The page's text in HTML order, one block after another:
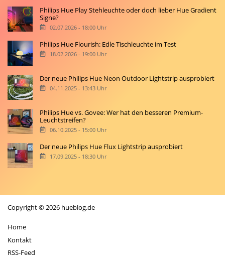
Philips Hue Play Stehleuchte oder doch lieber Hue Gradient
Signe?
02.07.2026 - 18:00 Uhr
Philips Hue Flourish: Edle Tischleuchte im Test
18.02.2026 - 19:00 Uhr
Der neue Philips Hue Neon Outdoor Lightstrip ausprobiert
04.11.2025 - 13:43 Uhr
Philips Hue vs. Govee: Wer hat den besseren Premium-
Leuchtstreifen?
06.10.2025 - 15:00 Uhr
Der neue Philips Hue Flux Lightstrip ausprobiert
17.09.2025 - 18:30 Uhr
Copyright © 2026 hueblog.de
Home
Kontakt
RSS-Feed